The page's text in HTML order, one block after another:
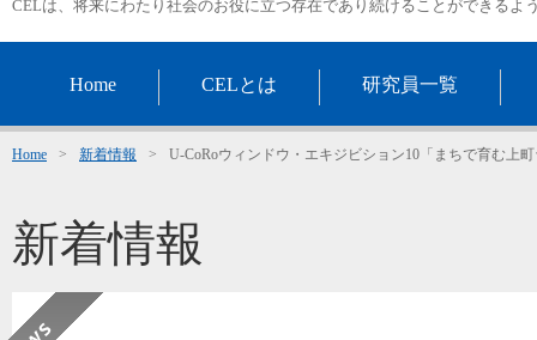
CELは、将来にわたり社会のお役に立つ存在であり続けることができるよ
Home CELとは 研究員一覧
Home > 新着情報 > U-CoRoウィンドウ・エキジビション10「まちで育む上
新着情報